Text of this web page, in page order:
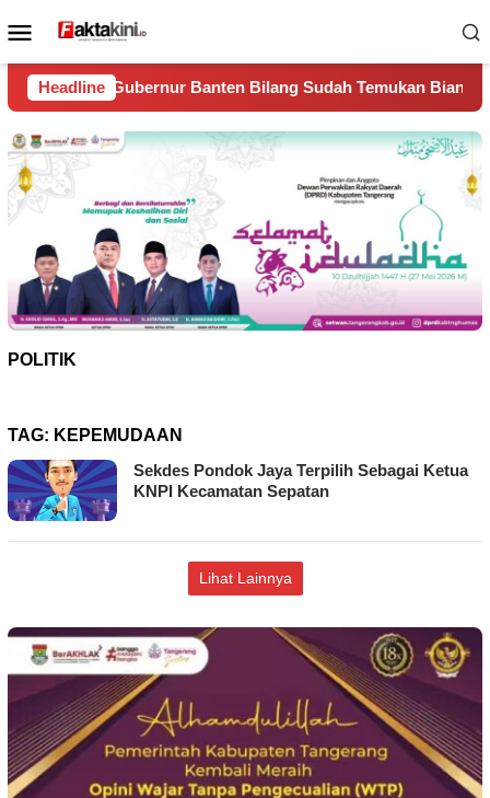
ke
Menu
Mobile
Headline
Bilang Sudah Temukan Biang Kerok Sungai Cisadane
POLITIK
TAG: KEPEMUDAAN
Sekdes Pondok Jaya Terpilih Sebagai Ketua
KNPI Kecamatan Sepatan
Lihat Lainnya